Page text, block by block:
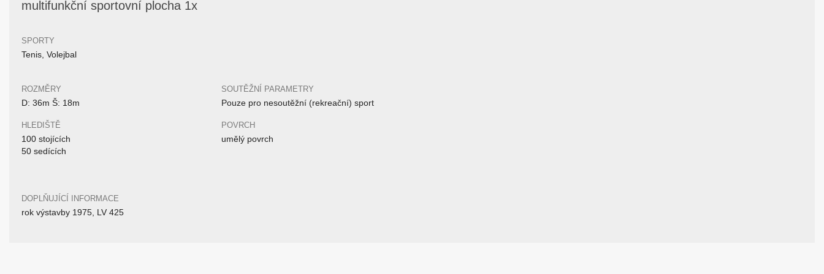
multifunkční sportovní plocha 1x
SPORTY
Tenis, Volejbal
ROZMĚRY
D: 36m Š: 18m
HLEDIŠTĚ
100 stojících
50 sedících
SOUTĚŽNÍ PARAMETRY
Pouze pro nesoutěžní (rekreační) sport
POVRCH
umělý povrch
DOPLŇUJÍCÍ INFORMACE
rok výstavby 1975, LV 425